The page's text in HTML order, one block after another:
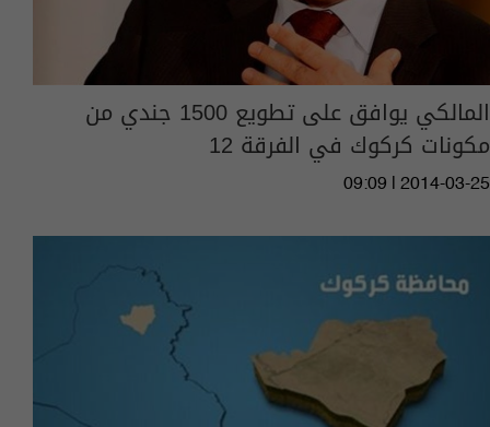
المالكي يوافق على تطويع 1500 جندي من
مكونات كركوك في الفرقة 12
09:09 | 2014-03-25